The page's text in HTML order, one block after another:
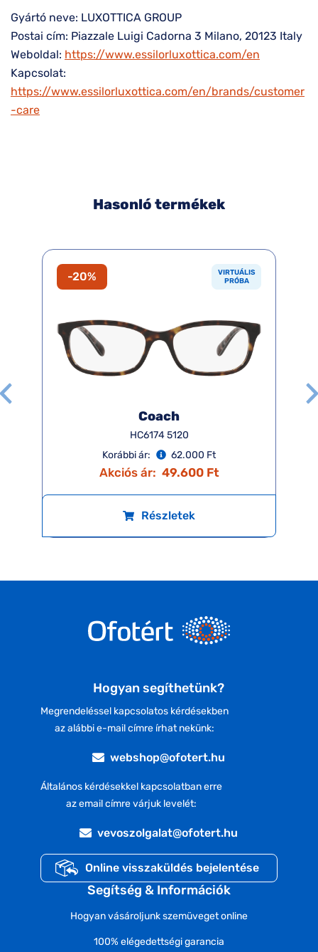
Gyártó neve: LUXOTTICA GROUP
Postai cím: Piazzale Luigi Cadorna 3 Milano, 20123 Italy
Weboldal: https://www.essilorluxottica.com/en
Kapcsolat:
https://www.essilorluxottica.com/en/brands/customer
-care
Hasonló termékek
-20%
VIRTUÁLIS
PRÓBA
Coach
HC6174 5120
Korábbi ár:
62.000 Ft
Akciós ár: 49.600 Ft
Részletek
Hogyan segíthetünk?
Megrendeléssel kapcsolatos kérdésekben
az alábbi e-mail címre írhat nekünk:
webshop@ofotert.hu
Általános kérdésekkel kapcsolatban erre
az email címre várjuk levelét:
vevoszolgalat@ofotert.hu
Online visszaküldés bejelentése
Segítség & Információk
Hogyan vásároljunk szemüveget online
100% elégedettségi garancia